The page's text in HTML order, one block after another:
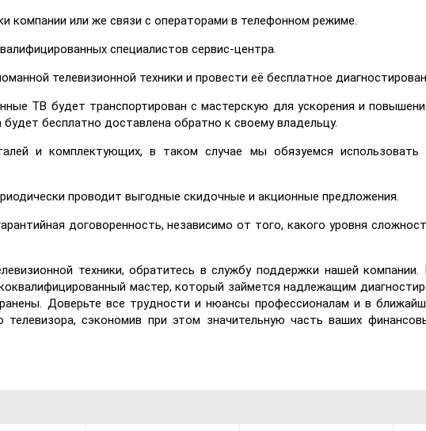
компании или же связи с операторами в телефонном режиме.
специалистов сервис-центра.
телевизионной техники и провести её бесплатное
ТВ будет транспортирован с мастерскую для ускорения и
бесплатно доставлена обратно к своему владельцу.
и комплектующих, в таком случае мы обязуемся использовать
проводит выгодные скидочные и акционные предложения.
договоренность, независимо от того, какого уровня
техники, обратитесь в службу поддержки нашей компании.
мастер, который займется надлежащим
Доверьте все трудности и нюансы профессионалам и в
сэкономив при этом значительную часть ваших